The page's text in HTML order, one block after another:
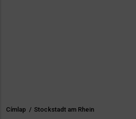
Címlap / Stockstadt am Rhein